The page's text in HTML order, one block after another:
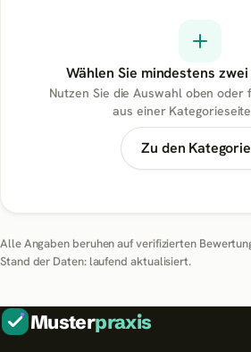
Wählen Sie mindestens
Nutzen Sie die Auswahl oben oder
aus einer
Zu den
Alle Angaben beruhen auf verifizierten
Stand der Daten: laufend aktualisiert.
Musterpraxis